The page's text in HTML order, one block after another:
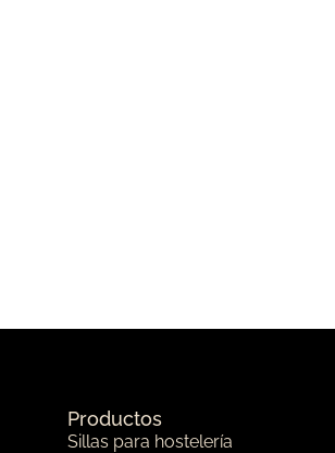
Productos
Sillas para hostelería